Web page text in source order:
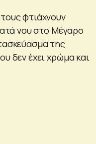
φτιάχνουν
νου στο Μέγαρο
της
δεν έχει χρώμα και